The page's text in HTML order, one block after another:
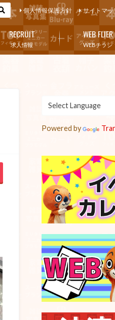
個人情報保護方針 サイトマッ
求人情報
RECRUIT
WEBチラシ
WEB FLIER
Powered by